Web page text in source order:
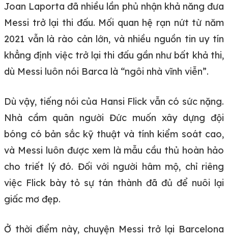
Joan Laporta đã nhiều lần phủ nhận khả năng đưa
Messi trở lại thi đấu. Mối quan hệ rạn nứt từ năm
2021 vẫn là rào cản lớn, và nhiều nguồn tin uy tín
khẳng định việc trở lại thi đấu gần như bất khả thi,
dù Messi luôn nói Barca là “ngôi nhà vĩnh viễn”.
Dù vậy, tiếng nói của Hansi Flick vẫn có sức nặng.
Nhà cầm quân người Đức muốn xây dựng đội
bóng có bản sắc kỹ thuật và tính kiểm soát cao,
và Messi luôn được xem là mẫu cầu thủ hoàn hảo
cho triết lý đó. Đối với người hâm mộ, chỉ riêng
việc Flick bày tỏ sự tán thành đã đủ để nuôi lại
giấc mơ đẹp.
Ở thời điểm này, chuyện Messi trở lại Barcelona